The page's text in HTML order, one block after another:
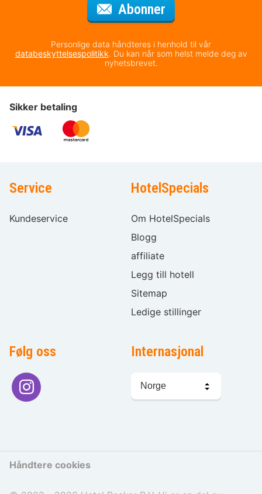
Abonner
Personlige data håndteres i henhold til vår
databeskyttelsespolitikk. Du kan når som helst melde deg av
nyhetsbrevet.
Sikker betaling
Service
Kundeservice
HotelSpecials
Om HotelSpecials
Blogg
affiliate
Legg till hotell
Sitemap
Ledige stillinger
Følg oss Internasjonal
Håndtere cookies